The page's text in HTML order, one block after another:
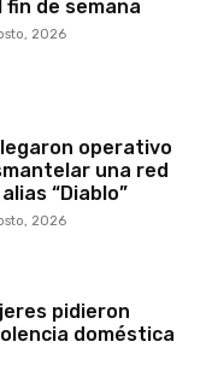
de semana
2026
operativo
una red
“Diablo”
2026
pidieron
doméstica